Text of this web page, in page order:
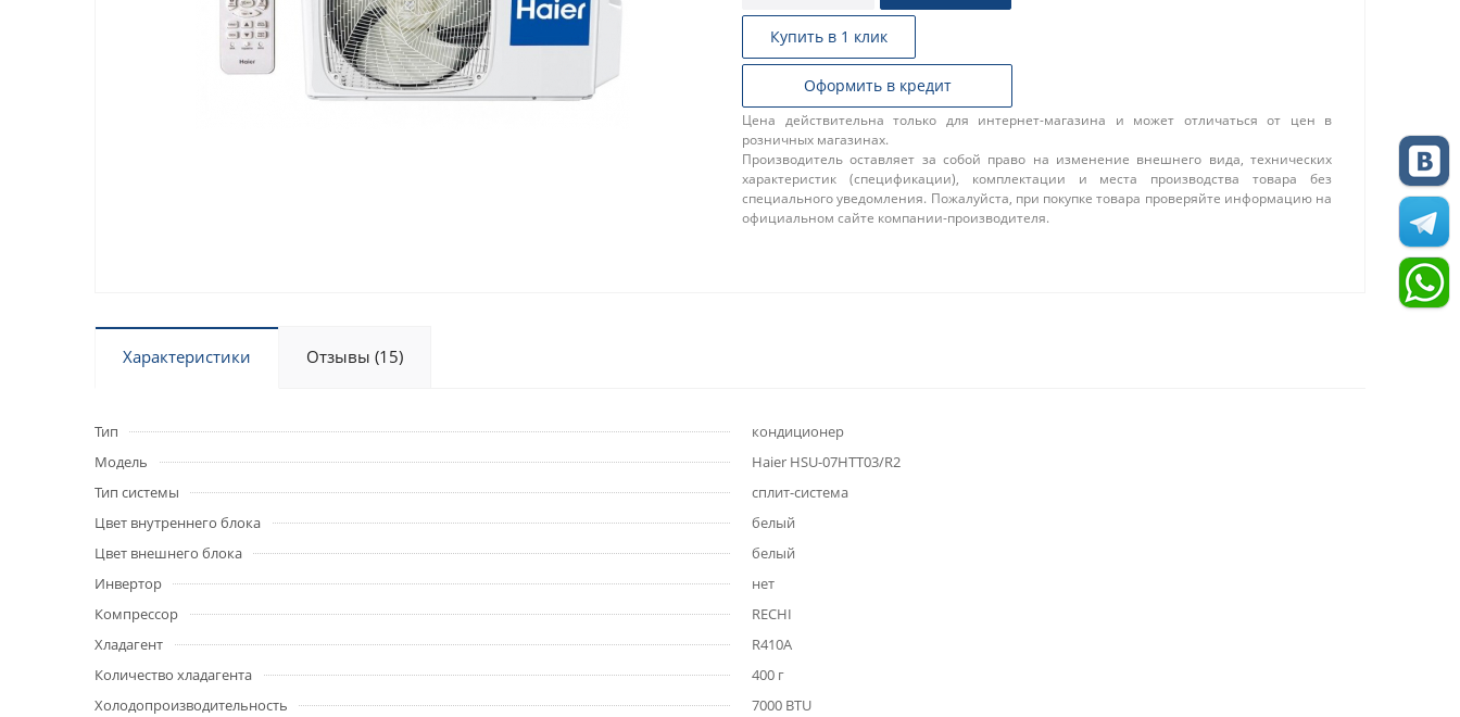
Купить в 1 клик
Оформить в кредит
Цена действительна только для интернет-магазина и может отличаться от цен в
розничных магазинах.
Производитель оставляет за собой право на изменение внешнего вида, технических
характеристик (спецификации), комплектации и места производства товара без
специального уведомления. Пожалуйста, при покупке товара проверяйте информацию на
официальном сайте компании-производителя.
Характеристики Отзывы (15)
Тип
кондиционер
Модель
Haier HSU-07HTT03/R2
Тип системы
сплит-система
Цвет внутреннего блока
белый
Цвет внешнего блока
белый
Инвертор
нет
Компрессор
RECHI
Хладагент
R410A
Количество хладагента
400 г
Холодопроизводительность
7000 BTU